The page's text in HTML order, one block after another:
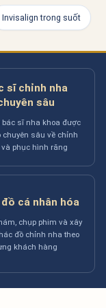
Invisalign trong suốt
sĩ chỉnh nha
sâu
sĩ nha khoa được
chuyên sâu về chỉnh
và phục hình răng
cá nhân hóa
chụp phim và xây
đồ chỉnh nha theo
khách hàng